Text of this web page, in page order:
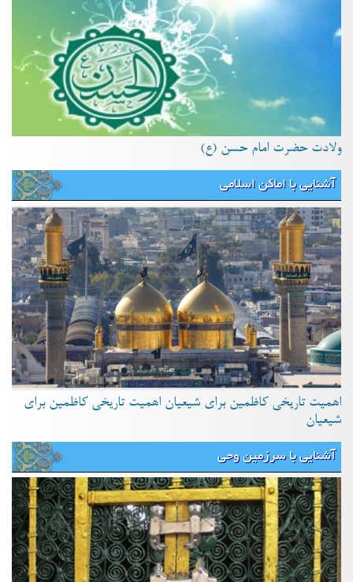
ولادت حضرت امام حسن (ع)
آشنایی با اماکن اسلامی
اهمیت تاریخی کاظمین برای شیعیان اهمیت تاریخی کاظمین برای
شیعیان
آشنایی با سرزمین وحی